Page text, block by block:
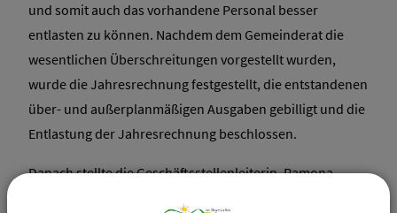
und somit auch das vorhandene Personal besser
entlasten zu können. Nachdem dem Gemeinderat die
wesentlichen Überschreitungen vorgestellt wurden,
wurde die Jahresrechnung festgestellt, die entstandenen
über- und außerplanmäßigen Ausgaben gebilligt und die
Entlastung der Jahresrechnung beschlossen.
Danach stellte die Geschäftsstellenleiterin, Ramona